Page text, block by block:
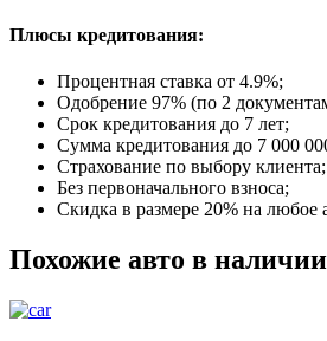
Плюсы кредитования:
Процентная ставка от 4.9%;
Одобрение 97% (по 2
Срок кредитования до 7 лет;
Сумма кредитования до 7 000
Страхование по выбору клиента;
Без первоначального взноса;
Скидка в размере 20% на любое
Похожие авто в